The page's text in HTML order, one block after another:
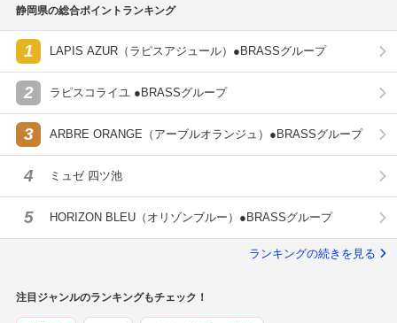
静岡県の総合ポイントランキング
1 LAPIS AZUR（ラピスアジュール）●BRASSグループ
2 ラピスコライユ ●BRASSグループ
3 ARBRE ORANGE（アーブルオランジュ）●BRASSグループ
4 ミュゼ 四ツ池
5 HORIZON BLEU（オリゾンブルー）●BRASSグループ
ランキングの続きを見る
注目ジャンルのランキングもチェック！